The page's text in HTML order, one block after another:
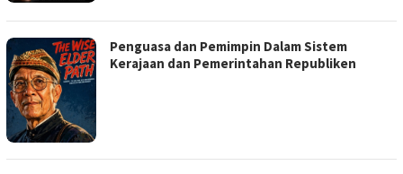
Penguasa dan Pemimpin Dalam Sistem
Kerajaan dan Pemerintahan Republiken